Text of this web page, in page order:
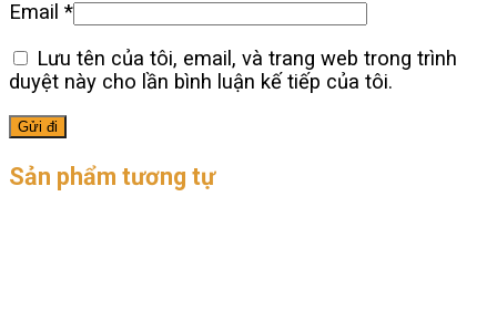
Email *
Lưu tên của tôi, email, và trang web trong trình
duyệt này cho lần bình luận kế tiếp của tôi.
Sản phẩm tương tự